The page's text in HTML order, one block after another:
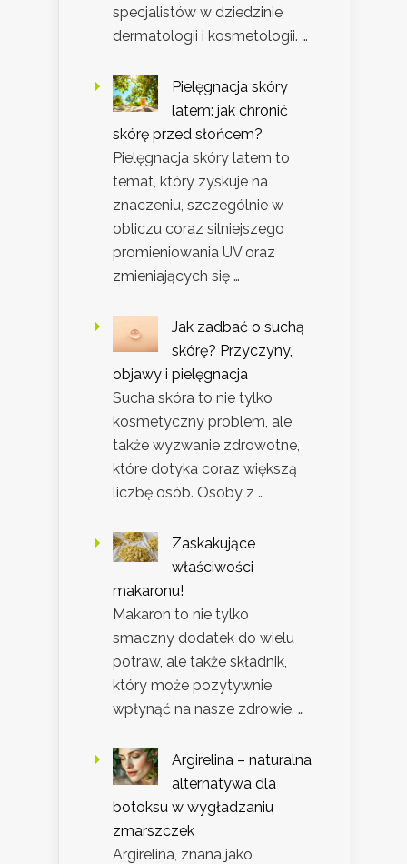
specjalistów w dziedzinie
dermatologii i kosmetologii. …
Pielęgnacja skóry
latem: jak chronić
skórę przed słońcem?
Pielęgnacja skóry latem to
temat, który zyskuje na
znaczeniu, szczególnie w
obliczu coraz silniejszego
promieniowania UV oraz
zmieniających się …
Jak zadbać o suchą
skórę? Przyczyny,
objawy i pielęgnacja
Sucha skóra to nie tylko
kosmetyczny problem, ale
także wyzwanie zdrowotne,
które dotyka coraz większą
liczbę osób. Osoby z …
Zaskakujące
właściwości
makaronu!
Makaron to nie tylko
smaczny dodatek do wielu
potraw, ale także składnik,
który może pozytywnie
wpłynąć na nasze zdrowie. …
Argirelina – naturalna
alternatywa dla
botoksu w wygładzaniu
zmarszczek
Argirelina, znana jako